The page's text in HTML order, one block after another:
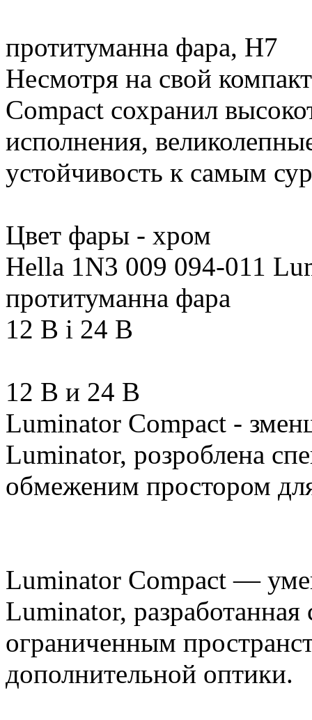
протитуманна фара, Н7
Несмотря на свой
Compact сохранил
исполнения,
устойчивость к самым
Цвет фары - хром
Hella 1N3 009 094-011
протитуманна фара
12 В і 24 В
12 В и 24 В
Luminator Compact -
Luminator, розроблена
обмеженим простором
Luminator Compact —
Luminator,
ограниченным
дополнительной оптики.